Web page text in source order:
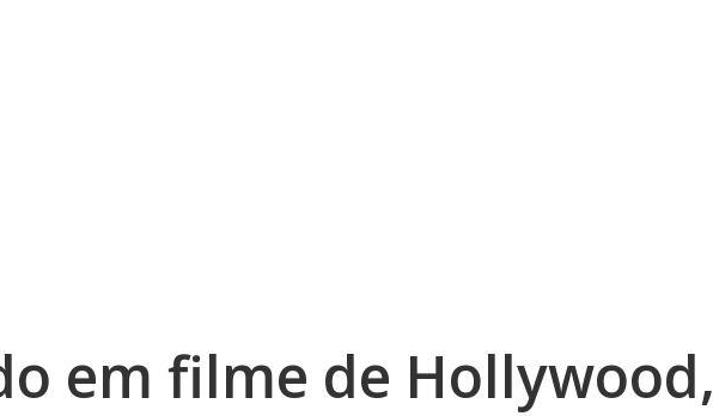
em filme de Hollywood,